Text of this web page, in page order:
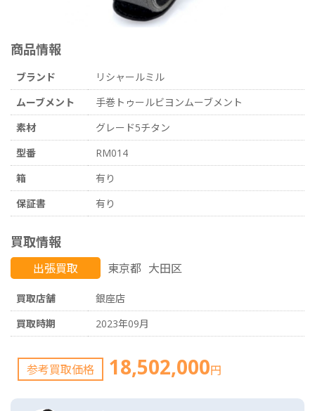
商品情報
ブランド
リシャールミル
ムーブメント
手巻トゥールビヨンムーブメント
素材
グレード5チタン
型番
RM014
箱
有り
保証書
有り
買取情報
出張買取 東京都 大田区
買取店舗
銀座店
買取時期
2023年09月
参考買取価格 18,502,000円